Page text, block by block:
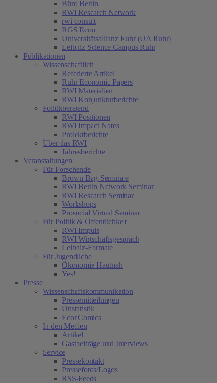
Büro Berlin
RWI Research Network
rwi consult
RGS Econ
Universitätsallianz Ruhr (UA Ruhr)
Leibniz Science Campus Ruhr
Publikationen
Wissenschaftlich
Referierte Artikel
Ruhr Economic Papers
RWI Materialien
RWI Konjunkturberichte
Politikberatend
RWI Positionen
RWI Impact Notes
Projektberichte
Über das RWI
Jahresberichte
Veranstaltungen
Für Forschende
Brown Bag-Seminare
RWI Berlin Network Seminar
RWI Research Seminar
Workshops
Prosocial Virtual Seminar
Für Politik & Öffentlichkeit
RWI Impuls
RWI Wirtschaftsgespräch
Leibniz-Formate
Für Jugendliche
Ökonomie Hautnah
Yes!
Presse
Wissenschaftskommunikation
Pressemitteilungen
Unstatistik
EconComics
In den Medien
Artikel
Gastbeiträge und Interviews
Service
Pressekontakt
Pressefotos/Logos
RSS-Feeds